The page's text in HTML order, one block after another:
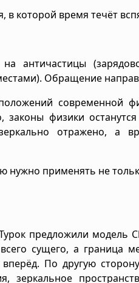
в которой время течёт
античастицы
Обращение
современной
законы физики
отражено, а
нужно применять не
предложили модель
сущего, а граница
По другую
зеркальное